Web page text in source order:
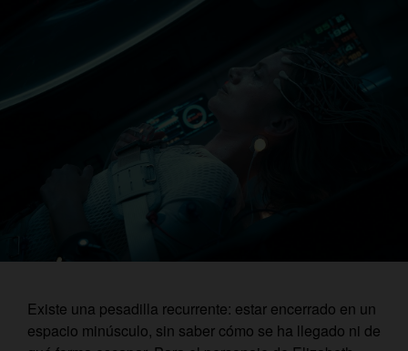
Existe una pesadilla recurrente: estar encerrado en un
espacio minúsculo, sin saber cómo se ha llegado ni de